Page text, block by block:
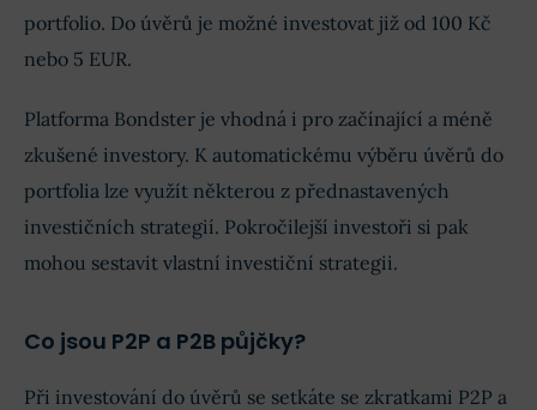
portfolio. Do úvěrů je možné investovat již od 100 Kč
nebo 5 EUR.
Platforma Bondster je vhodná i pro začínající a méně
zkušené investory. K automatickému výběru úvěrů do
portfolia lze využít některou z přednastavených
investičních strategií. Pokročilejší investoři si pak
mohou sestavit vlastní investiční strategii.
Co jsou P2P a P2B půjčky?
Při investování do úvěrů se setkáte se zkratkami P2P a